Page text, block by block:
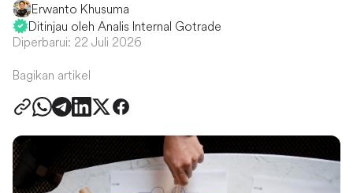
Erwanto Khusuma
Ditinjau oleh Analis Internal Gotrade
Diperbarui: 22 Juli 2026
Bagikan artikel